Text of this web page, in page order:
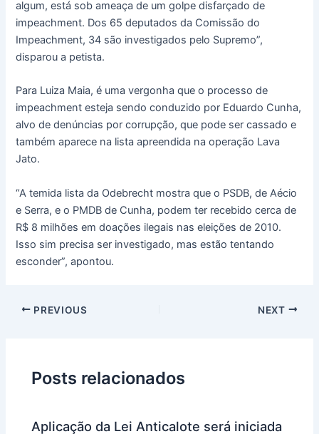
algum, está sob ameaça de um golpe disfarçado de
impeachment. Dos 65 deputados da Comissão do
Impeachment, 34 são investigados pelo Supremo”,
disparou a petista.
Para Luiza Maia, é uma vergonha que o processo de
impeachment esteja sendo conduzido por Eduardo Cunha,
alvo de denúncias por corrupção, que pode ser cassado e
também aparece na lista apreendida na operação Lava
Jato.
“A temida lista da Odebrecht mostra que o PSDB, de Aécio
e Serra, e o PMDB de Cunha, podem ter recebido cerca de
R$ 8 milhões em doações ilegais nas eleições de 2010.
Isso sim precisa ser investigado, mas estão tentando
esconder”, apontou.
PREVIOUS NEXT
Posts relacionados
Aplicação da Lei Anticalote será iniciada